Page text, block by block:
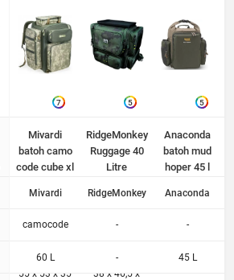
7
Mivardi
batoh camo
code cube xl
Mivardi
camocode
60 L
55 x 53 x 35
5
RidgeMonkey
Ruggage 40
Litre
RidgeMonkey
-
-
38 x 46,5 x
5
Anaconda
batoh mud
hoper 45 l
Anaconda
-
45 L